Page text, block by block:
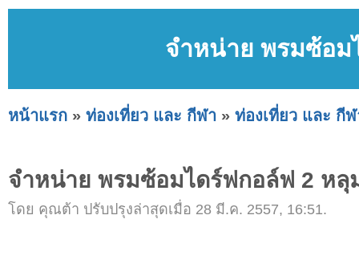
จำหน่าย พรมซ้อม
หน้าแรก » ท่องเที่ยว และ กีฬา » ท่องเที่ยว และ กี
จำหน่าย พรมซ้อมไดร์ฟกอล์ฟ 2 หลุ
โดย คุณต้า ปรับปรุงล่าสุดเมื่อ 28 มี.ค. 2557, 16:51.